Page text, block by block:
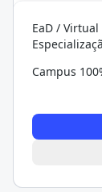
EaD / Virtual
Campus